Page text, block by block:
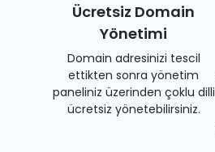
Ücretsiz Domain
Yönetimi
Domain adresinizi tescil
ettikten sonra yönetim
paneliniz üzerinden çoklu dilli
ücretsiz yönetebilirsiniz.